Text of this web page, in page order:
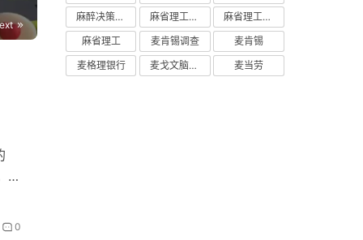
0
麻醉决策支持
麻省理工学院研究
麻省理工学院
麻省理工
麦肯锡调查
麦肯锡
麦格理银行
麦戈文脑研究所 麦当劳